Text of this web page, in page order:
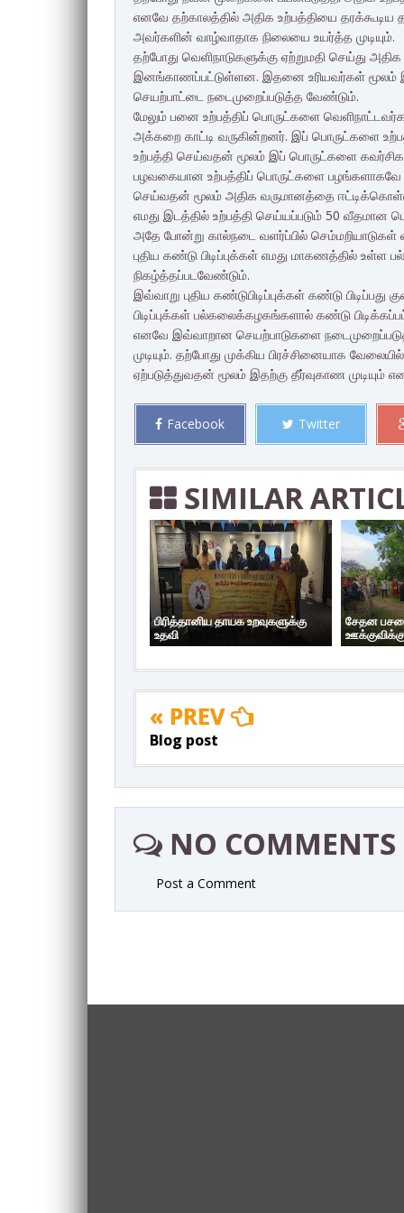
எனவே தற்காலத்தில் அதிக உற்பத்தியை
அவர்களின் வாழ்வாதாக நிலையை உயர்த்த முடியும்.
தற்போது வெளிநாடுகளுக்கு ஏற்றுமதி செய்து
இனங்காணப்பட்டுள்ளன. இதனை உரியவர்கள் மூலம்
செயற்பாட்டை நடைமுறைப்படுத்த வேண்டும்.
மேலும் பனை உற்பத்திப் பொருட்களை
அக்கறை காட்டி வருகின்றனர். இப் பொருட்களை
உற்பத்தி செய்வதன் மூலம் இப் பொருட்களை
பழவகையான உற்பத்திப் பொருட்களை பழங்களாகவே
செய்வதன் மூலம் அதிக வருமானத்தை ஈட்டிக்கொள்ள
எமது இடத்தில் உற்பத்தி செய்யப்படும் 50 வீதமான
அதே போன்று கால்நடை வளர்ப்பில் செம்மறியாடுகள்
புதிய கண்டு பிடிப்புக்கள் எமது மாகணத்தில்
நிகழ்த்தப்படவேண்டும்.
இவ்வாறு புதிய கண்டுபிடிப்புக்கள் கண்டு
பிடிப்புக்கள் பல்கலைக்கழகங்களால் கண்டு
எனவே இவ்வாறான செயற்பாடுகளை
முடியும். தற்போது முக்கிய பிரச்சினையாக
ஏற்படுத்துவதன் மூலம் இதற்கு தீர்வுகாண முடியும்
Facebook Twitter
SIMILAR
பிரித்தானிய தாயக உறவுகளுக்கு
உதவி
சேதன
« PREV
Blog post
NO COMMENTS
Post a Comment